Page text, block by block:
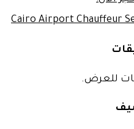
Cairo Airport Chauffeur
للعرض.